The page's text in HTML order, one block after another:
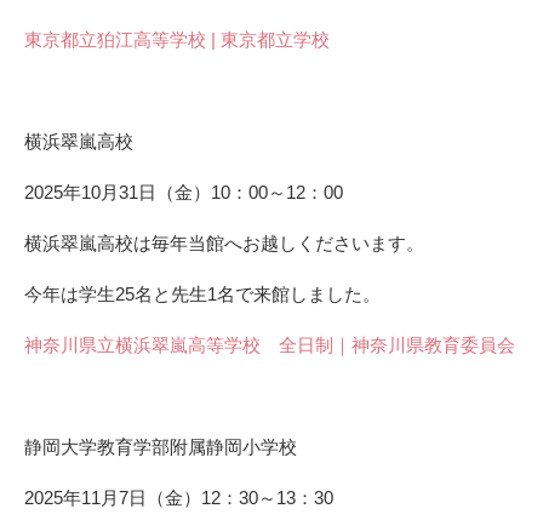
東京都立狛江高等学校 | 東京都立学校
横浜翠嵐高校
2025年10月31日（金）10：00～12：00
横浜翠嵐高校は毎年当館へお越しくださいます。
今年は学生25名と先生1名で来館しました。
神奈川県立横浜翠嵐高等学校 全日制｜神奈川県教育委員会
静岡大学教育学部附属静岡小学校
2025年11月7日（金）12：30～13：30